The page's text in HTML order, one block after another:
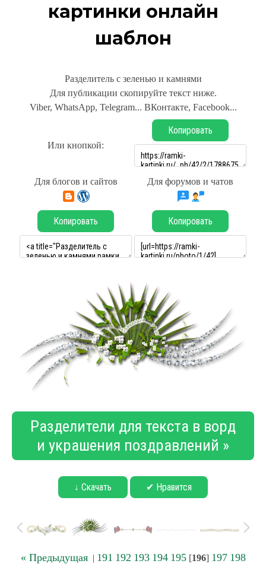
картинки онлайн
шаблон
Разделитель с зеленью и камнями
Для публикации скопируйте текст ниже.
Viber, WhatsApp, Telegram... ВКонтакте, Facebook...
Или кнопкой:
Копировать
Для блогов и сайтов Для форумов и чатов
Копировать Копировать
Разделители для текста в ворд
и украшения поздравлений »
↓ Скачать ✔ Нравится
« Предыдущая| 191 192 193 194 195[196] 197 198